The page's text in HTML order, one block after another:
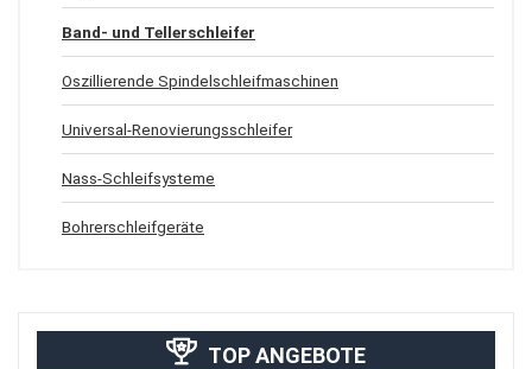
Band- und Tellerschleifer
Oszillierende Spindelschleifmaschinen
Universal-Renovierungsschleifer
Nass-Schleifsysteme
Bohrerschleifgeräte
TOP ANGEBOTE